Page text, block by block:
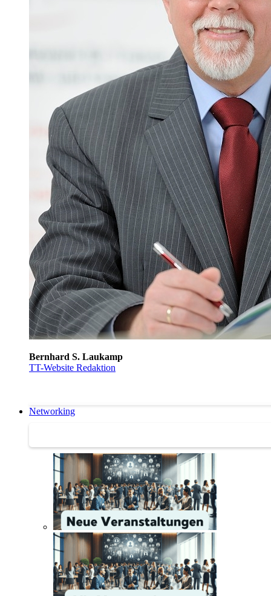
Bernhard S. Laukamp
TT-Website Redaktion
Networking